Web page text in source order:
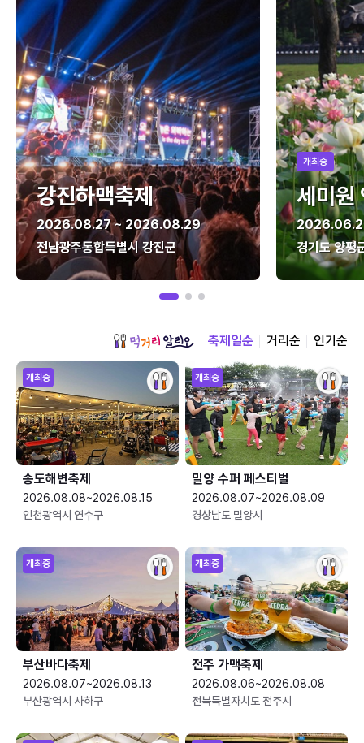
강진하맥축제
2026.08.27 ~ 2026.08.29
전남광주통합특별시 강진군
개최중
세미원
경기도 양평
축제일순 거리순 인기순
개최중
송도해변축제
2026.08.08~2026.08.15
인천광역시 연수구
개최중
밀양 수퍼 페스티벌
2026.08.07~2026.08.09
경상남도 밀양시
개최중
부산바다축제
2026.08.07~2026.08.13
부산광역시 사하구
개최중
전주 가맥축제
2026.08.06~2026.08.08
전북특별자치도 전주시